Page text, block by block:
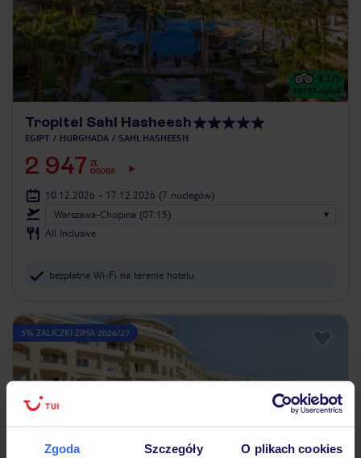
Zgoda Szczegóły O plikach cookies
4.7/5
10157 opinii
Tropitel Sahl Hasheesh
EGIPT HURGHADA SAHL HASHEESH
2 947 ZŁ
OSOBA
10.12.2026 - 17.12.2026 (7 noclegów)
Warszawa-Chopina (07:15)
All Inclusive
bezpłatne Wi-Fi na terenie hotelu
5% ZALICZKI ZIMA 2026/27